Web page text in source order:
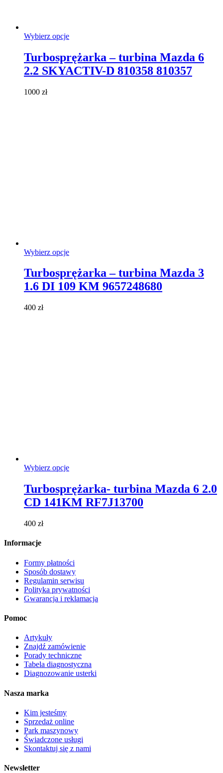
Wybierz opcjeTen
wiele
wariantów.
Turbosprężarka – turbina Mazda 6
2.2 SKYACTIV-D 810358 810357
1000 zł
Wybierz opcjeTen
ma
wiele
wariantów.
Turbosprężarka – turbina Mazda 3
1.6 DI 109 KM 9657248680
400 zł
Wybierz opcjeTen
wiele
wariantów.
Turbosprężarka- turbina Mazda 6 2.0
CD 141KM RF7J13700
400 zł
Informacje
Formy płatności
Sposób dostawy
Regulamin serwisu
Polityka prywatności
Gwarancja i reklamacja
Pomoc
Artykuły
Znajdź zamówienie
Porady techniczne
Tabela diagnostyczna
Diagnozowanie usterki
Nasza marka
Kim jesteśmy
Sprzedaż online
Park maszynowy
Świadczone usługi
Skontaktuj się z nami
Newsletter